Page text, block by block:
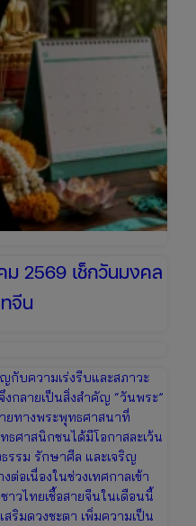
2569 เช็กวันมงคล
จีน
บความเร่งรีบและสภาวะ
กลายเป็นสิ่งสำคัญ “วันพระ”
ยทางพระพุทธศาสนาที่
ศาสนิกชนได้มีโอกาสละเว้น
รรม รักษาศีล และเจริญ
อเนื่องในช่วงเทศกาลเข้า
วไทยเชื้อสายจีนในเดือนนี้
ริมดวงชะตา เพิ่มความเป็น